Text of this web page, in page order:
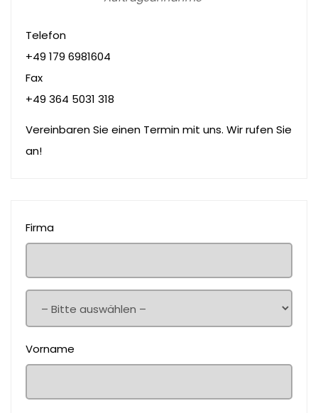
Telefon
+49 179 6981604
Fax
+49 364 5031 318
Vereinbaren Sie einen Termin mit uns. Wir rufen Sie
an!
Firma
Vorname